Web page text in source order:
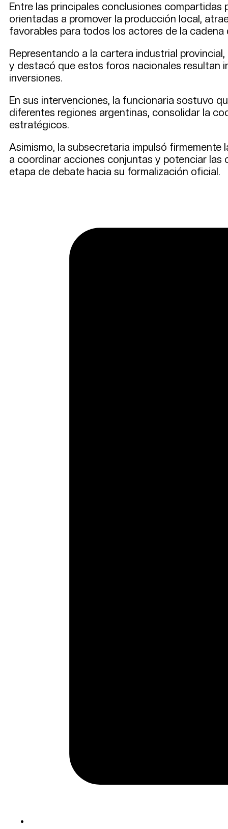
Entre las principales conclusiones
orientadas a promover la producción local,
favorables para todos los actores de la cadena
Representando a la cartera industrial
y destacó que estos foros nacionales resultan
inversiones.
En sus intervenciones, la funcionaria sostuvo
diferentes regiones argentinas, consolidar la
estratégicos.
Asimismo, la subsecretaria impulsó
a coordinar acciones conjuntas y potenciar las
etapa de debate hacia su formalización oficial.